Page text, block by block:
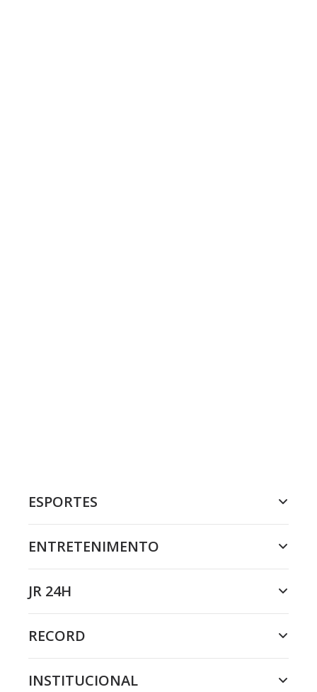
ESPORTES
ENTRETENIMENTO
JR 24H
RECORD
INSTITUCIONAL